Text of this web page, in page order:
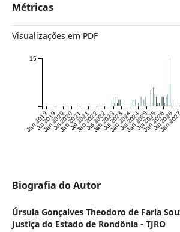
Métricas
Visualizações em PDF
Jan 2019
Jul 2019
Jan 2020
Jul 2020
Jan 2021
Jul 2021
Jan 2022
Jul 2022
Jan 2023
Jul 2023
Jan 2024
Jul 2024
Jan 2025
Jul 2025
Jan 2026
Jul 2026
Jan 2027
15
Biografia do Autor
Úrsula Gonçalves Theodoro de Faria
Justiça do Estado de Rondônia - TJRO